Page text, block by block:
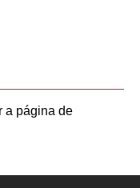
a página de